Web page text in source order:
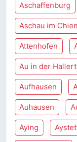
Aschaffenburg
Aschau im
Attenhofen
Au in der
Aufhausen
Auhausen
Aying